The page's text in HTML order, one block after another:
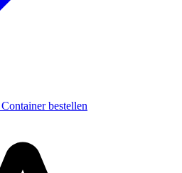
bestellen